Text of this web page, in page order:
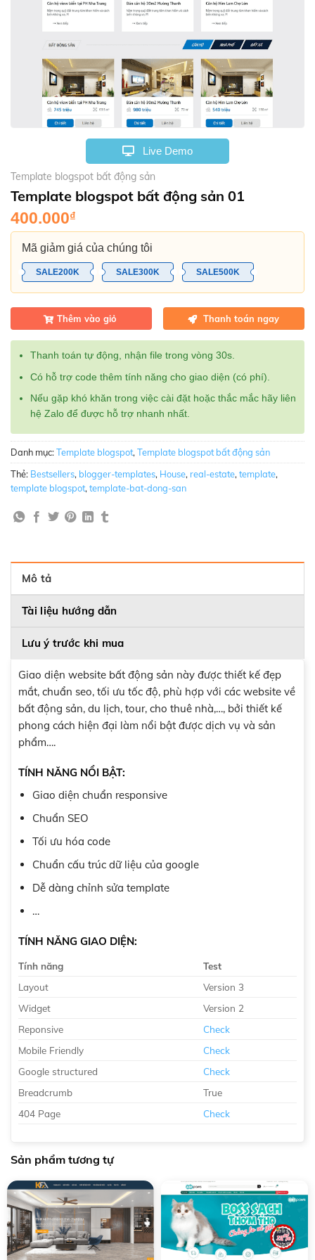
Live Demo
Template blogspot bất động sản
Template blogspot bất động sản 01
400.000₫
Mã giảm giá của chúng tôi
SALE200K SALE300K SALE500K
Thêm vào giỏ Thanh toán ngay
Thanh toán tự động, nhận file trong vòng 30s.
Có hỗ trợ code thêm tính năng cho giao diện (có phí).
Nếu gặp khó khăn trong việc cài đặt hoặc thắc mắc hãy liên
hệ Zalo để được hỗ trợ nhanh nhất.
Danh mục:Template blogspot,Template blogspot bất động sản
Thẻ: Bestsellers, blogger-templates, House, real-estate,template,
template blogspot,template-bat-dong-san
Mô tả
Tài liệu hướng dẫn
Lưu ý trước khi mua
Giao diện website bất động sản này được thiết kế đẹp
mắt, chuẩn seo, tối ưu tốc độ, phù hợp với các website về
bất động sản, du lịch, tour, cho thuê nhà,…, bởi thiết kế
phong cách hiện đại làm nổi bật được dịch vụ và sản
phẩm….
TÍNH NĂNG NỔI BẬT:
Giao diện chuẩn responsive
Chuẩn SEO
Tối ưu hóa code
Chuẩn cấu trúc dữ liệu của google
Dễ dàng chỉnh sửa template
…
TÍNH NĂNG GIAO DIỆN:
Tính năng
Test
Layout
Version 3
Widget
Version 2
Reponsive
Check
Mobile Friendly
Check
Google structured
Check
Breadcrumb
True
404 Page
Check
Sản phẩm tương tự